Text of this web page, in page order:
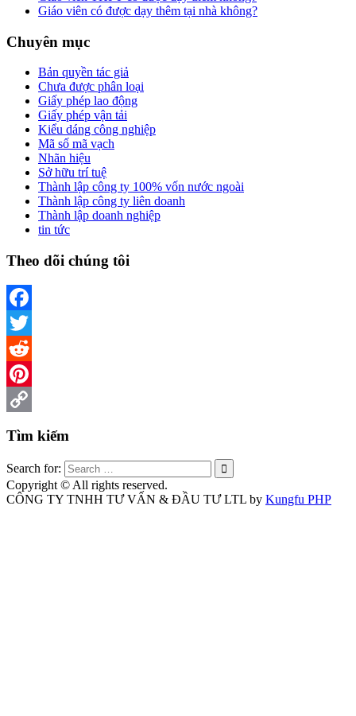
Giáo viên có được dạy thêm tại nhà không?
Chuyên mục
Bản quyền tác giả
Chưa được phân loại
Giấy phép lao động
Giấy phép vận tải
Kiểu dáng công nghiệp
Mã số mã vạch
Nhãn hiệu
Sở hữu trí tuệ
Thành lập công ty 100% vốn nước ngoài
Thành lập công ty liên doanh
Thành lập doanh nghiệp
tin tức
Theo dõi chúng tôi
Facebook
Twitter
Reddit
Pinterest
Tìm kiếm
Search for:
Copyright © All rights reserved.
CÔNG TY TNHH TƯ VẤN & ĐẦU TƯ LTL by Kungfu PHP